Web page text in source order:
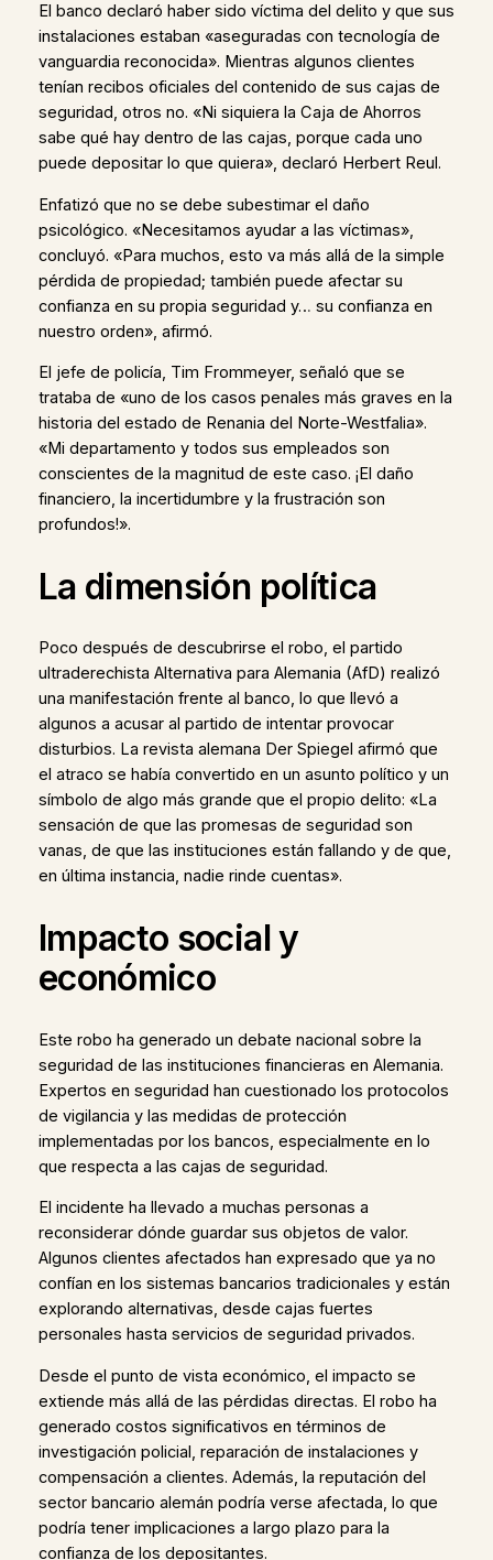
El banco declaró haber sido víctima del delito y que sus
instalaciones estaban «aseguradas con tecnología de
vanguardia reconocida». Mientras algunos clientes
tenían recibos oficiales del contenido de sus cajas de
seguridad, otros no. «Ni siquiera la Caja de Ahorros
sabe qué hay dentro de las cajas, porque cada uno
puede depositar lo que quiera», declaró Herbert Reul.
Enfatizó que no se debe subestimar el daño
psicológico. «Necesitamos ayudar a las víctimas»,
concluyó. «Para muchos, esto va más allá de la simple
pérdida de propiedad; también puede afectar su
confianza en su propia seguridad y… su confianza en
nuestro orden», afirmó.
El jefe de policía, Tim Frommeyer, señaló que se
trataba de «uno de los casos penales más graves en la
historia del estado de Renania del Norte-Westfalia».
«Mi departamento y todos sus empleados son
conscientes de la magnitud de este caso. ¡El daño
financiero, la incertidumbre y la frustración son
profundos!».
La dimensión política
Poco después de descubrirse el robo, el partido
ultraderechista Alternativa para Alemania (AfD) realizó
una manifestación frente al banco, lo que llevó a
algunos a acusar al partido de intentar provocar
disturbios. La revista alemana Der Spiegel afirmó que
el atraco se había convertido en un asunto político y un
símbolo de algo más grande que el propio delito: «La
sensación de que las promesas de seguridad son
vanas, de que las instituciones están fallando y de que,
en última instancia, nadie rinde cuentas».
Impacto social y
económico
Este robo ha generado un debate nacional sobre la
seguridad de las instituciones financieras en Alemania.
Expertos en seguridad han cuestionado los protocolos
de vigilancia y las medidas de protección
implementadas por los bancos, especialmente en lo
que respecta a las cajas de seguridad.
El incidente ha llevado a muchas personas a
reconsiderar dónde guardar sus objetos de valor.
Algunos clientes afectados han expresado que ya no
confían en los sistemas bancarios tradicionales y están
explorando alternativas, desde cajas fuertes
personales hasta servicios de seguridad privados.
Desde el punto de vista económico, el impacto se
extiende más allá de las pérdidas directas. El robo ha
generado costos significativos en términos de
investigación policial, reparación de instalaciones y
compensación a clientes. Además, la reputación del
sector bancario alemán podría verse afectada, lo que
podría tener implicaciones a largo plazo para la
confianza de los depositantes.